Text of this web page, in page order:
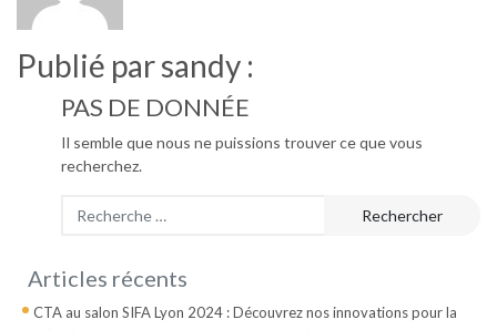
Publié par sandy :
PAS DE DONNÉE
Il semble que nous ne puissions trouver ce que vous
recherchez.
Articles récents
CTA au salon SIFA Lyon 2024 : Découvrez nos innovations pour la